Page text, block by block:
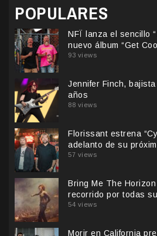
POPULARES
NFÏ lanza el sencillo
nuevo álbum “Get
93 views
Jennifer Finch,
años
88 views
Florissant estrena
adelanto de su
57 views
Bring Me The
recorrido por todas
54 views
Morir en California